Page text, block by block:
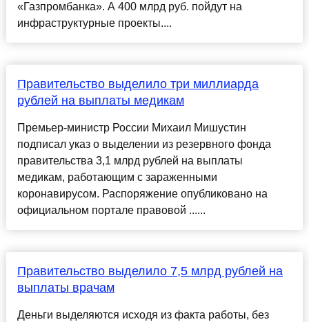
«Газпромбанка». А 400 млрд руб. пойдут на
инфраструктурные проекты....
Правительство выделило три миллиарда
рублей на выплаты медикам
Премьер-министр России Михаил Мишустин
подписал указ о выделении из резервного фонда
правительства 3,1 млрд рублей на выплаты
медикам, работающим с зараженными
коронавирусом. Распоряжение опубликовано на
официальном портале правовой ......
Правительство выделило 7,5 млрд рублей на
выплаты врачам
Деньги выделяются исходя из факта работы, без